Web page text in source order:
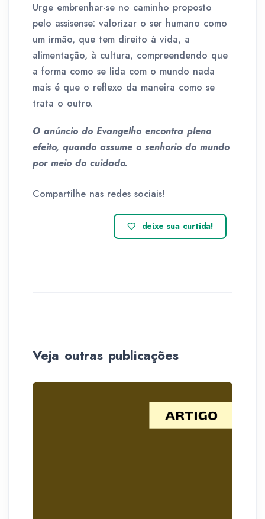
Urge embrenhar-se no caminho proposto
pelo assisense: valorizar o ser humano como
um irmão, que tem direito à vida, a
alimentação, à cultura, compreendendo que
a forma como se lida com o mundo nada
mais é que o reflexo da maneira como se
trata o outro.
O anúncio do Evangelho encontra pleno
efeito, quando assume o senhorio do mundo
por meio do cuidado.
Compartilhe nas redes sociais!
deixe sua curtida!
Veja outras publicações